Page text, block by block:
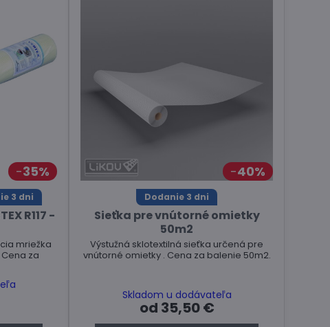
35%
3 dni
R117 -
mriežka
Cena za
40%
Dodanie 3 dni
Sieťka pre vnútorné omietky
50m2
Výstužná sklotextilná sieťka určená pre
vnútorné omietky . Cena za balenie 50m2.
Skladom u dodávateľa
od 35,50 €